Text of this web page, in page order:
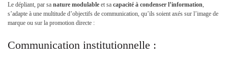
Le dépliant, par sa nature modulable et sa capacité à condenser l’information
s’adapte à une multitude d’objectifs de communication, qu’ils soient axés sur l’image de
marque ou sur la promotion directe :
Communication institutionnelle :